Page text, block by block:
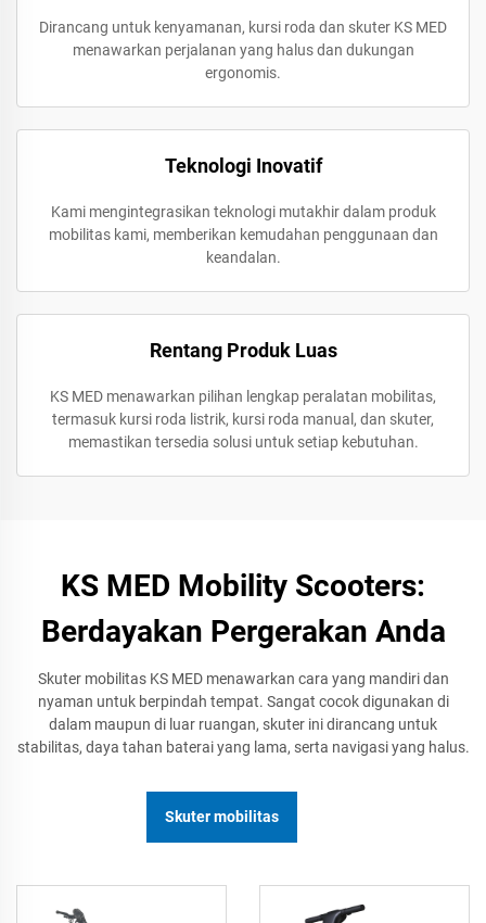
Dirancang untuk kenyamanan, kursi roda dan skuter KS MED
menawarkan perjalanan yang halus dan dukungan
ergonomis.
Teknologi Inovatif
Kami mengintegrasikan teknologi mutakhir dalam produk
mobilitas kami, memberikan kemudahan penggunaan dan
keandalan.
Rentang Produk Luas
KS MED menawarkan pilihan lengkap peralatan mobilitas,
termasuk kursi roda listrik, kursi roda manual, dan skuter,
memastikan tersedia solusi untuk setiap kebutuhan.
KS MED Mobility Scooters:
Berdayakan Pergerakan Anda
Skuter mobilitas KS MED menawarkan cara yang mandiri dan
nyaman untuk berpindah tempat. Sangat cocok digunakan di
dalam maupun di luar ruangan, skuter ini dirancang untuk
stabilitas, daya tahan baterai yang lama, serta navigasi yang halus.
Skuter mobilitas